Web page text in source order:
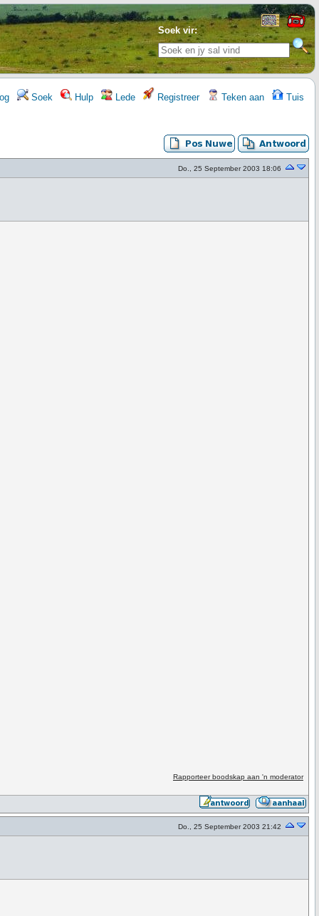
Soek vir:
Soek Hulp Lede Registreer Teken aan Tuis
Do., 25 September 2003 18:06
Rapporteer boodskap aan 'n moderator
Do., 25 September 2003 21:42